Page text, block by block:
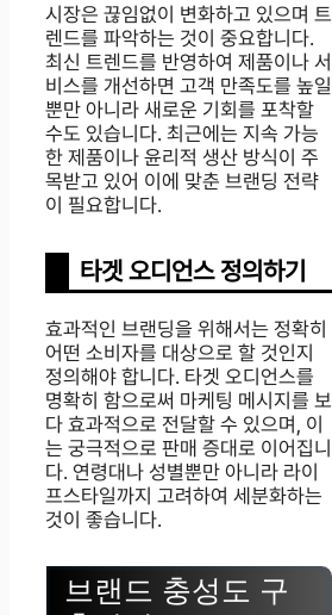
시장은 끊임없이 변화하고 있으며 트
렌드를 파악하는 것이 중요합니다.
최신 트렌드를 반영하여 제품이나 서
비스를 개선하면 고객 만족도를 높일
뿐만 아니라 새로운 기회를 포착할
수도 있습니다. 최근에는 지속 가능
한 제품이나 윤리적 생산 방식이 주
목받고 있어 이에 맞춘 브랜딩 전략
이 필요합니다.
타겟 오디언스 정의하기
효과적인 브랜딩을 위해서는 정확히
어떤 소비자를 대상으로 할 것인지
정의해야 합니다. 타겟 오디언스를
명확히 함으로써 마케팅 메시지를 보
다 효과적으로 전달할 수 있으며, 이
는 궁극적으로 판매 증대로 이어집니
다. 연령대나 성별뿐만 아니라 라이
프스타일까지 고려하여 세분화하는
것이 좋습니다.
브랜드 충성도 구